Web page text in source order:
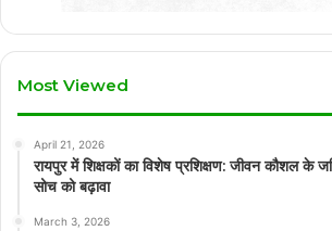
Most Viewed
April 21, 2026
रायपुर में शिक्षकों का विशेष प्रशिक्षण: जीवन कौशल के
सोच को बढ़ावा
March 3, 2026